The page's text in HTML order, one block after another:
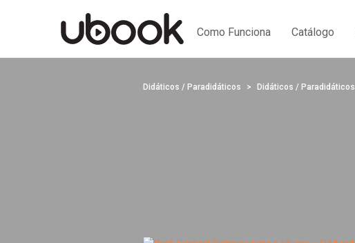
Como Funciona Catálogo
Didáticos / Paradidáticos Didáticos / Paradidáticos